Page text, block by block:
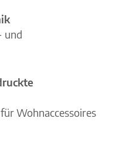
und
Wohnaccessoires